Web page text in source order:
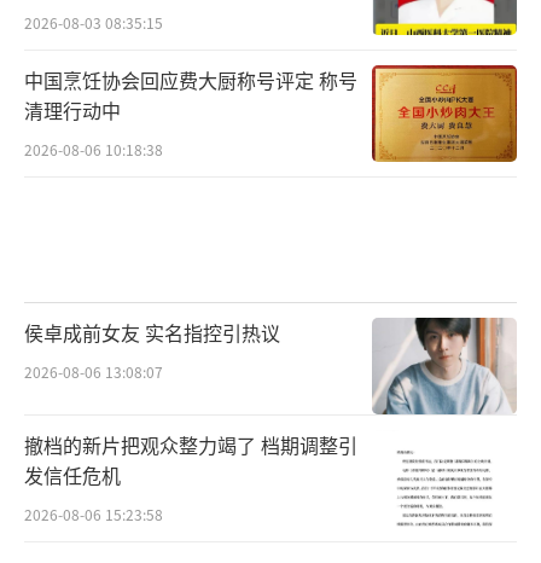
2026-08-03 08:35:15
中国烹饪协会回应费大厨称号评定 称号
清理行动中
2026-08-06 10:18:38
侯卓成前女友 实名指控引热议
2026-08-06 13:08:07
撤档的新片把观众整力竭了 档期调整引
发信任危机
2026-08-06 15:23:58